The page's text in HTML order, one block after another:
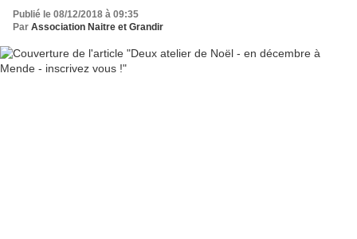
Publié le 08/12/2018 à 09:35
Par Association Naitre et Grandir